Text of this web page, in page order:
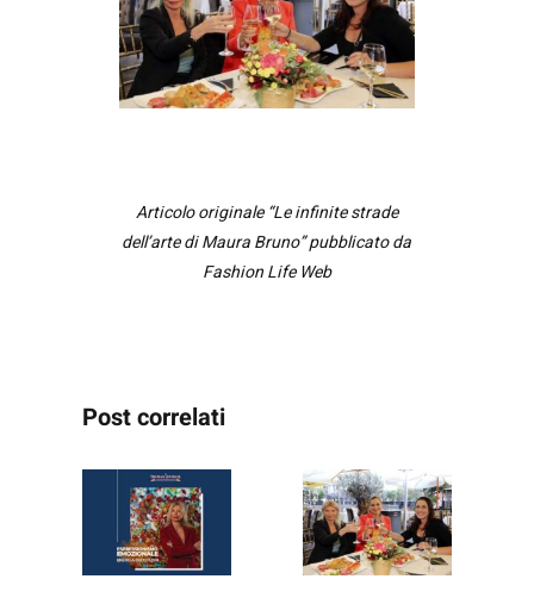
Articolo originale “Le infinite strade
dell’arte di Maura Bruno” pubblicato da
Fashion Life Web
Post correlati